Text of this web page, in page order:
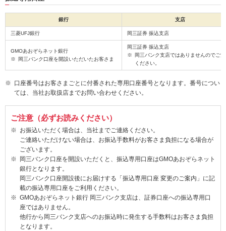
銀行 支店
三菱UFJ銀行 岡三証券 振込支店
GMOあおぞらネット銀行
岡三バンク口座を開設いただいたお客さま
岡三証券 振込支店
岡三バンク支店ではありませんのでご
ください。
口座番号はお客さまごとに付番された専用口座番号となります。番号につい
ては、当社お取扱店までお問い合わせください。
ご注意（必ずお読みください）
お振込いただく場合は、当社までご連絡ください。
ご連絡いただけない場合は、お振込手数料がお客さま負担になる場合が
ございます。
岡三バンク口座を開設いただくと、振込専用口座はGMOあおぞらネット
銀行となります。
岡三バンク口座開設後にお届けする「振込専用口座 変更のご案内」に記
載の振込専用口座をご利用ください。
GMOあおぞらネット銀行 岡三バンク支店は、証券口座への振込専用口
座ではありません。
他行から岡三バンク支店へのお振込時に発生する手数料はお客さま負担
となります。